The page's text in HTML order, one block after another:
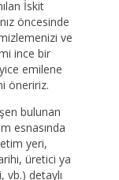
İskit
öncesinde
ve
ince bir
emilene
öneririz.
bulunan
esnasında
yeri,
üretici ya
vb.) detaylı